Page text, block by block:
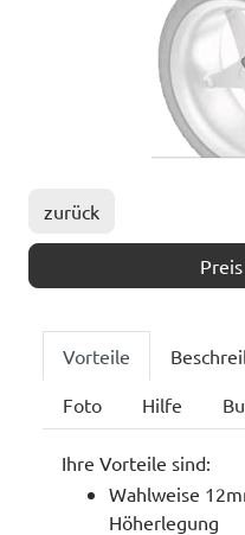
zurück
Vorteile
Foto Hilfe
Ihre Vorteile sind:
Wahlweise
Höherlegung